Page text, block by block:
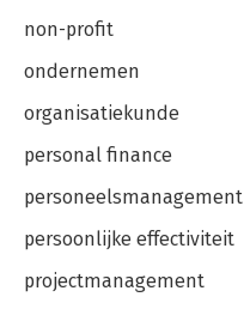
non-profit
ondernemen
organisatiekunde
personal finance
personeelsmanagement
persoonlijke effectiviteit
projectmanagement